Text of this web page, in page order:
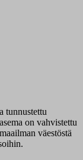
tunnustettu
on vahvistettu
väestöstä